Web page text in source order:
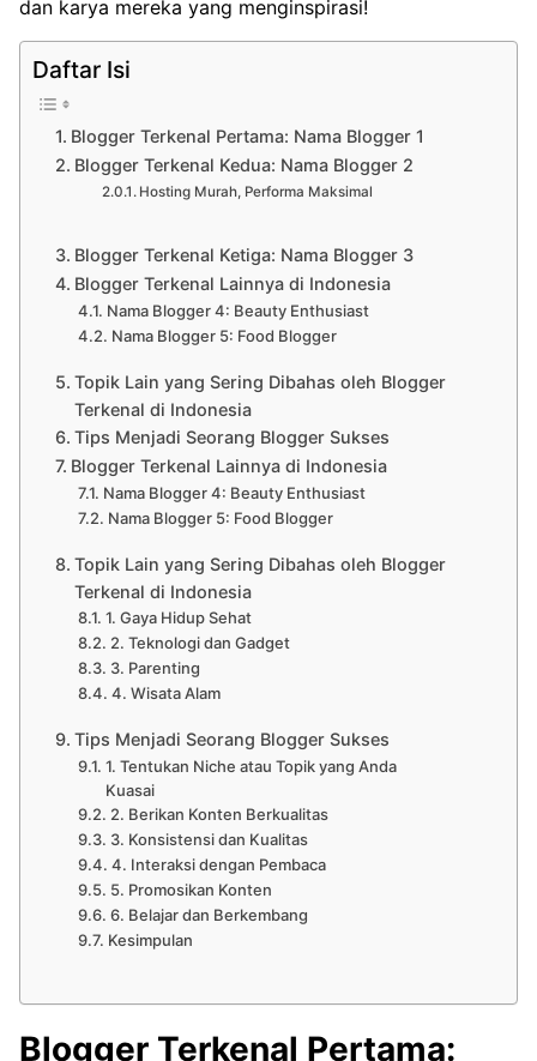
dan karya mereka yang menginspirasi!
Daftar Isi
Blogger Terkenal Pertama: Nama Blogger 1
Blogger Terkenal Kedua: Nama Blogger 2
Hosting Murah, Performa Maksimal
Blogger Terkenal Ketiga: Nama Blogger 3
Blogger Terkenal Lainnya di Indonesia
Nama Blogger 4: Beauty Enthusiast
Nama Blogger 5: Food Blogger
Topik Lain yang Sering Dibahas oleh Blogger
Terkenal di Indonesia
Tips Menjadi Seorang Blogger Sukses
Blogger Terkenal Lainnya di Indonesia
Nama Blogger 4: Beauty Enthusiast
Nama Blogger 5: Food Blogger
Topik Lain yang Sering Dibahas oleh Blogger
Terkenal di Indonesia
1. Gaya Hidup Sehat
2. Teknologi dan Gadget
3. Parenting
4. Wisata Alam
Tips Menjadi Seorang Blogger Sukses
1. Tentukan Niche atau Topik yang Anda
Kuasai
2. Berikan Konten Berkualitas
3. Konsistensi dan Kualitas
4. Interaksi dengan Pembaca
5. Promosikan Konten
6. Belajar dan Berkembang
Kesimpulan
Blogger Terkenal Pertama: